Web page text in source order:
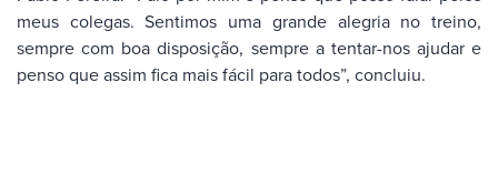
meus colegas. Sentimos uma grande alegria no treino,
sempre com boa disposição, sempre a tentar-nos ajudar e
penso que assim fica mais fácil para todos”, concluiu.